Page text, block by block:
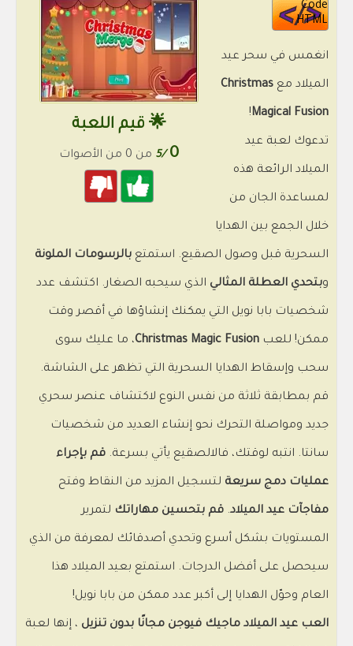
🌟 قيم اللعبة
0
/5 من 0 من الأصوات
Code
HTML
انغمس في سحر عيد
الميلاد مع Christmas
Magical Fusion
!
تدعوك لعبة عيد
الميلاد الرائعة هذه
لمساعدة الجان من
خلال الجمع بين الهدايا
السحرية قبل وصول الصقيع. استمتع بالرسومات الملونة
وبتحدي العطلة المثالي الذي سيحبه الصغار. اكتشف عدد
شخصيات بابا نويل التي يمكنك إنشاؤها في أقصر وقت
ممكن! للعب Christmas Magic Fusion، ما عليك سوى
سحب وإسقاط الهدايا السحرية التي تظهر على الشاشة.
قم بمطابقة ثلاثة من نفس النوع لاكتشاف عنصر سحري
جديد ومواصلة التحرك نحو إنشاء العديد من شخصيات
سانتا. انتبه لوقتك، فالالصقيع يأتي بسرعة. قم بإجراء
عمليات دمج سريعة لتسجيل المزيد من النقاط وفتح
مفاجآت عيد الميلاد. قم بتحسين مهاراتك لتمرير
المستويات بشكل أسرع وتحدي أصدقائك لمعرفة من الذي
سيحصل على أفضل الدرجات. استمتع بعيد الميلاد هذا
العام وحوّل الهدايا إلى أكبر عدد ممكن من بابا نويل!
العب عيد الميلاد ماجيك فيوجن مجانًا بدون تنزيل ، إنها لعبة